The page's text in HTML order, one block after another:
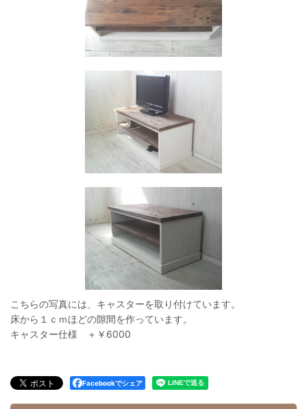
こちらの写真には、キャスターを取り付けています。
床から１ｃｍほどの隙間を作っています。
キャスター仕様 ＋￥6000
Facebookでシェア